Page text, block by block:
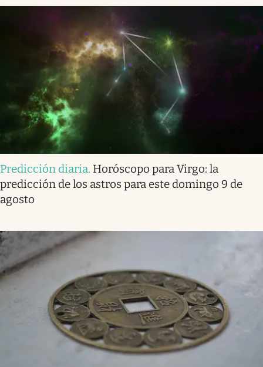
Predicción diaria. Horóscopo para Virgo: la
predicción de los astros para este domingo 9 de
agosto